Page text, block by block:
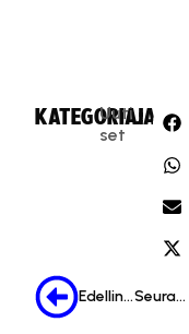
KATEGORIA:
Uuti
set
JAA:
Edellinen Seuraava